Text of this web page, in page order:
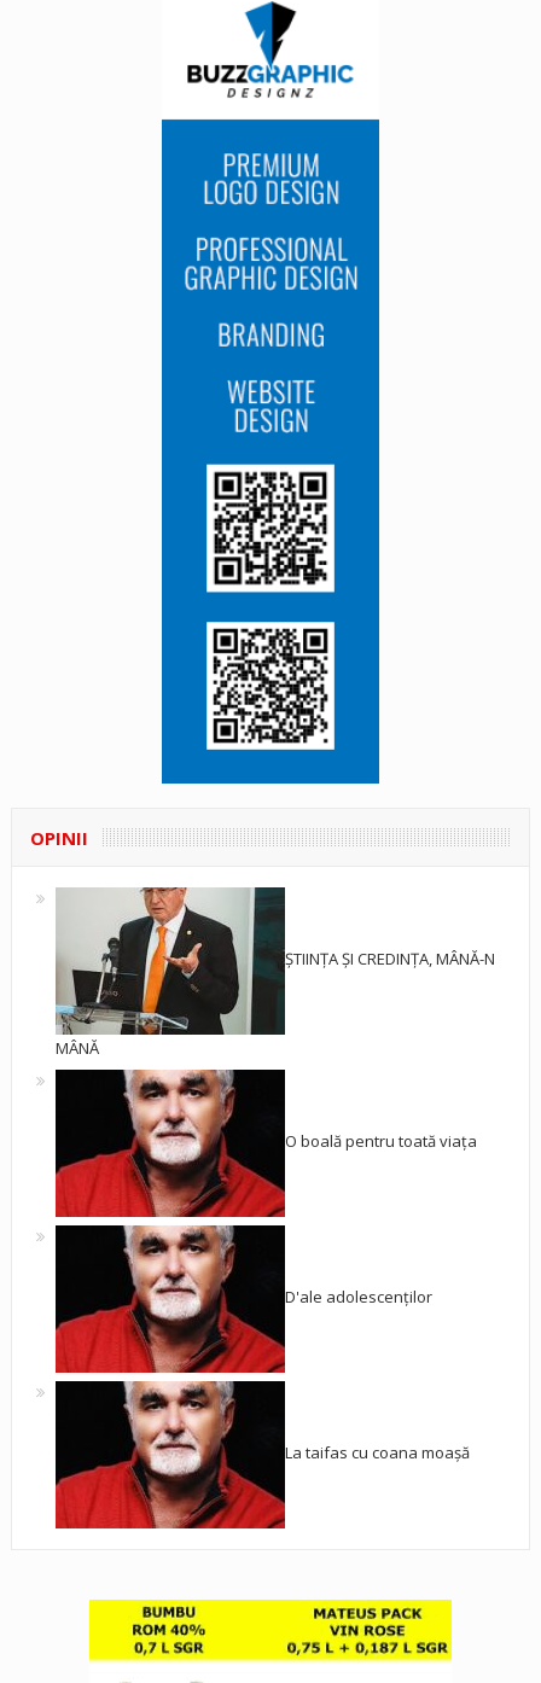
OPINII
ȘTIINȚA ȘI CREDINȚA, MÂNĂ-N
MÂNĂ
O boală pentru toată viața
D'ale adolescenților
La taifas cu coana moașă